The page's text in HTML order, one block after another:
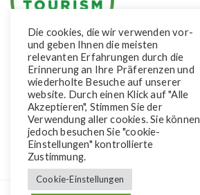
Die cookies, die wir verwenden vor-
und geben Ihnen die meisten
relevanten Erfahrungen durch die
Erinnerung an Ihre Präferenzen und
wiederholte Besuche auf unserer
website. Durch einen Klick auf "Alle
Akzeptieren", Stimmen Sie der
Verwendung aller cookies. Sie können
jedoch besuchen Sie "cookie-
Einstellungen" kontrollierte
Zustimmung.
Cookie-Einstellungen